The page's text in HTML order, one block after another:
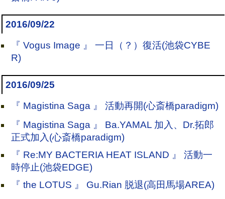
2016/09/22
『 Vogus Image 』 一日（？）復活(池袋CYBE
R)
2016/09/25
『 Magistina Saga 』 活動再開(心斎橋paradigm)
『 Magistina Saga 』 Ba.YAMAL 加入、Dr.拓郎
正式加入(心斎橋paradigm)
『 Re:MY BACTERIA HEAT ISLAND 』 活動一
時停止(池袋EDGE)
『 the LOTUS 』 Gu.Rian 脱退(高田馬場AREA)